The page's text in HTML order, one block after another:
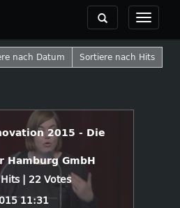
Toggle
Toggle
navigation
nach Datum Sortiere nach Hits
2015 - Die
Hamburg GmbH
| 22 Votes
11:31